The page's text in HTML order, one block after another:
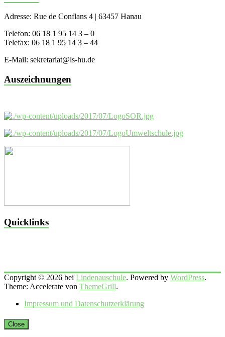
Adresse: Rue de Conflans 4 | 63457 Hanau
Telefon: 06 18 1 95 14 3 – 0
Telefax: 06 18 1 95 14 3 – 44
E-Mail: sekretariat@ls-hu.de
Auszeichnungen
Quicklinks
Copyright © 2026 bei Lindenauschule. Powered by WordPress.
Theme: Accelerate von ThemeGrill.
Impressum und Datenschutzerklärung
Close